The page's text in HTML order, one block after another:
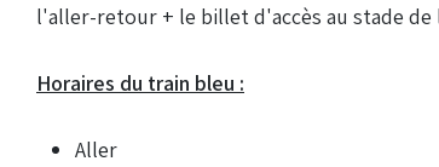
l'aller-retour + le billet d'accès au stade de
Horaires du train bleu :
Aller